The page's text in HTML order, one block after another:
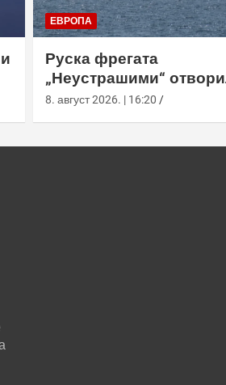
ЕВРОПА
Руска фрегата
„Неустрашими“
ватру код британских
8. август 2026. | 16:20